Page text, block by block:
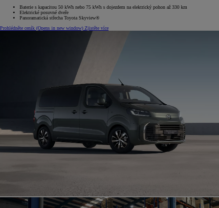
Baterie s kapacitou 50 kWh nebo 75 kWh s dojezdem na elektrický pohon až 330 km
Elektrické posuvné dveře
Panoramatická střecha Toyota Skyview®
Prohlédněte ceník (Opens in new window) Zjistěte více